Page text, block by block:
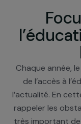
Chaque
de l’accès
l’actualité. En